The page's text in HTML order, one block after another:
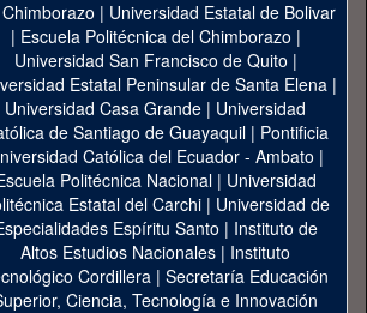
| Universidad Estatal de Bolivar
| Escuela Politécnica del Chimborazo |
Universidad San Francisco de Quito |
Estatal Peninsular de Santa Elena|
Universidad Casa Grande | Universidad
de Santiago de Guayaquil| Pontificia
Católica del Ecuador - Ambato |
Politécnica Nacional| Universidad
Estatal del Carchi| Universidad de
Espíritu Santo | Instituto de
Altos Estudios Nacionales | Instituto
Cordillera | Secretaría Educación
Ciencia, Tecnología e Innovación